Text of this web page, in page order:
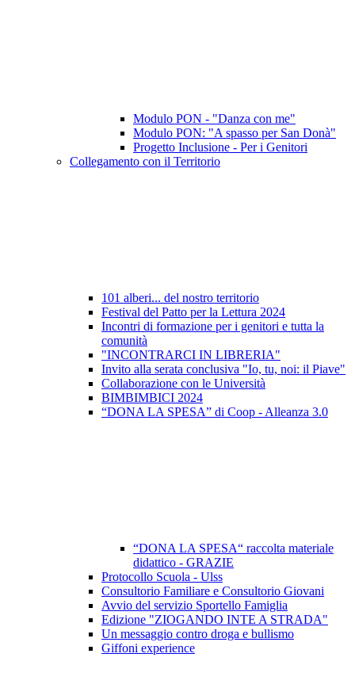
Modulo PON - "Danza con me"
Modulo PON: "A spasso per San Donà"
Progetto Inclusione - Per i Genitori
Collegamento con il Territorio
101 alberi... del nostro territorio
Festival del Patto per la Lettura 2024
Incontri di formazione per i genitori e tutta la
comunità
"INCONTRARCI IN LIBRERIA"
Invito alla serata conclusiva "Io, tu, noi: il Piave"
Collaborazione con le Università
BIMBIMBICI 2024
“DONA LA SPESA” di Coop - Alleanza 3.0
“DONA LA SPESA“ raccolta materiale
didattico - GRAZIE
Protocollo Scuola - Ulss
Consultorio Familiare e Consultorio Giovani
Avvio del servizio Sportello Famiglia
Edizione "ZIOGANDO INTE A STRADA"
Un messaggio contro droga e bullismo
Giffoni experience